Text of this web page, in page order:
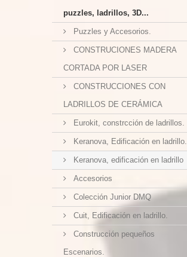
puzzles, ladrillos, 3D...
Puzzles y Accesorios.
CONSTRUCIONES MADERA
CORTADA POR LASER
CONSTRUCCIONES CON
LADRILLOS DE CERÁMICA
Eurokit, constrcción de ladrillos.
Keranova, Edificación en ladrillo.
Keranova, edificación en ladrillo
Accesorios
Colección Junior DMQ
Cuit, Edificación en ladrillo.
Construcción pequeños
Escenarios.